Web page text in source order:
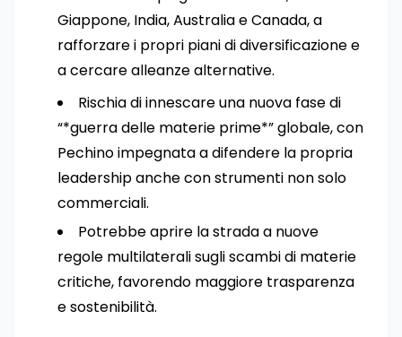
Giappone, India, Australia e Canada, a
rafforzare i propri piani di diversificazione e
a cercare alleanze alternative.
Rischia di innescare una nuova fase di
“*guerra delle materie prime*” globale, con
Pechino impegnata a difendere la propria
leadership anche con strumenti non solo
commerciali.
Potrebbe aprire la strada a nuove
regole multilaterali sugli scambi di materie
critiche, favorendo maggiore trasparenza
e sostenibilità.